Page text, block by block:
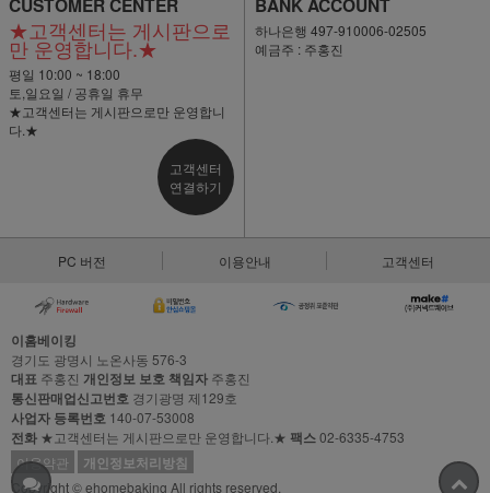
★고객센터는 게시판으로
만 운영합니다.★
평일 10:00 ~ 18:00
토,일요일 / 공휴일 휴무
★고객센터는 게시판으로만 운영합니
다.★
고객센터
연결하기
하나은행 497-910006-02505
예금주 : 주홍진
PC 버전 이용안내 고객센터
이홈베이킹
경기도 광명시 노온사동 576-3
대표 주홍진 개인정보 보호 책임자 주홍진
통신판매업신고번호 경기광명 제129호
사업자 등록번호 140-07-53008
전화 ★고객센터는 게시판으로만 운영합니다.★ 팩스02-6335-4753
이용약관
개인정보처리방침
Copyright © ehomebaking All rights reserved.